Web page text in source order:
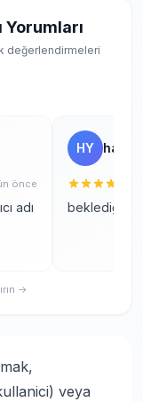
Yorumları
değerlendirmeleri
önce
adı
HY
→
veya